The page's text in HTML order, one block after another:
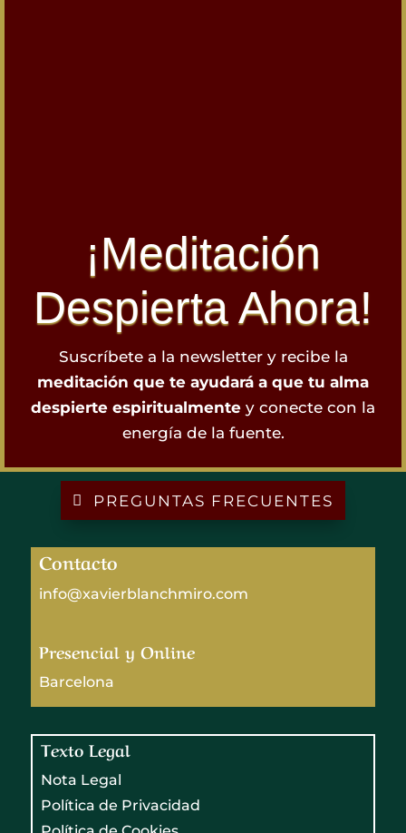
¡Meditación
Despierta Ahora!
Suscríbete a la newsletter y recibe la
meditación que te ayudará a que tu alma
despierte espiritualmente y conecte con la
energía de la fuente.
PREGUNTAS FRECUENTES
Contacto
info@xavierblanchmiro.com
Presencial y Online
Barcelona
Texto Legal
Nota Legal
Política de Privacidad